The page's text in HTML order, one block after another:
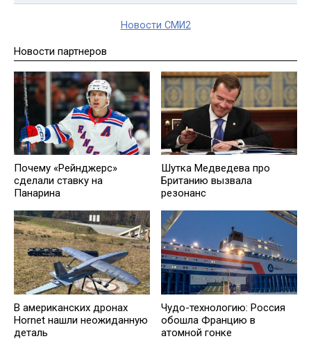
Новости СМИ2
Новости партнеров
Почему «Рейнджерс»
сделали ставку на
Панарина
Шутка Медведева про
Британию вызвала
резонанс
В американских дронах
Hornet нашли неожиданную
деталь
Чудо-технологию: Россия
обошла Францию в
атомной гонке